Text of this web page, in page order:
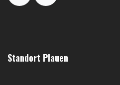
Standort Plauen